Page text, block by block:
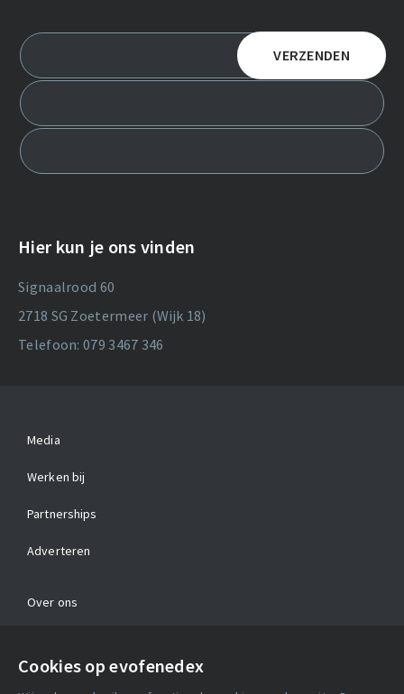
Cookies op evofenedex
Hier kun je ons vinden
Signaalrood 60
2718 SG Zoetermeer (Wijk 18)
Telefoon: 079 3467 346
Media
Werken bij
Partnerships
Adverteren
Over ons
Algemene voorwaarden